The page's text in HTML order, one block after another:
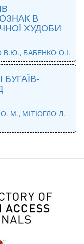
В
ХУДОБИ
В.Ю., БАБЕНКО О.І.
М., МІТІОГЛО Л.